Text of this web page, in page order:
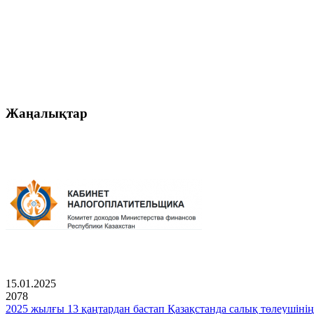
Жаңалықтар
15.01.2025
2078
2025 жылғы 13 қаңтардан бастап Қазақстанда салық